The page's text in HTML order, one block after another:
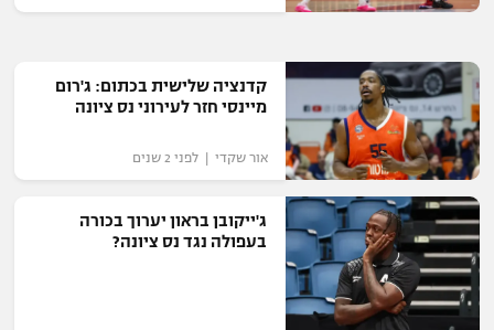
קדנציה שלישית בכתום: ג'רום
מיינסי חזר לעירוני נס ציונה
אור שקדי | לפני 2 שנים
ג'ייקובן בראון יערוך בכורה
בעפולה נגד נס ציונה?